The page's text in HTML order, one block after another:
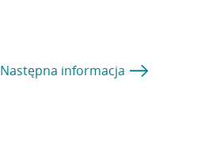
Następna informacja